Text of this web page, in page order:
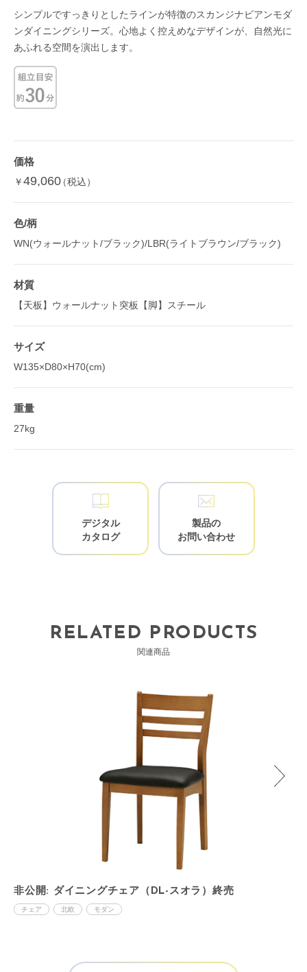
シンプルですっきりとしたラインが特徴のスカンジナビアンモダ
ンダイニングシリーズ。心地よく控えめなデザインが、自然光に
あふれる空間を演出します。
価格
￥49,060（税込）
色/柄
WN(ウォールナット/ブラック)/LBR(ライトブラウン/ブラック)
材質
【天板】ウォールナット突板【脚】スチール
サイズ
W135×D80×H70(cm)
重量
27kg
デジタル
カタログ
製品の
お問い合わせ
RELATED PRODUCTS
関連商品
非公開: ダイニングチェア（DL-スオラ）終売
チェア 北欧 モダン